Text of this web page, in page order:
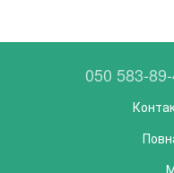
050 583-